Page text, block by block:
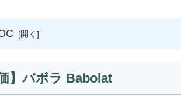
】バボラ Babolat